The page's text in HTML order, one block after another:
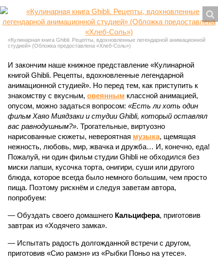
«Кулинарная книга Ghibli. Рецепты, вдохновленные легендарной анимационной
студией» (Обложка предоставлена «Хлеб-Соль»)
И закончим наше книжное представление «Кулинарной
книгой Ghibli. Рецепты, вдохновленные легендарной
анимационной студией». Но перед тем, как приступить к
знакомству с вкусным, овеянным классной анимацией,
опусом, можно задаться вопросом: «Есть ли хоть один
фильм Хаяо Миядзаки и студии Ghibli, который оставлял
вас равнодушным?». Трогательные, виртуозно
нарисованные сюжеты, невероятная музыка, щемящая
нежность, любовь, мир, жвачка и дружба… И, конечно, еда!
Пожалуй, ни один фильм студии Ghibli не обходился без
миски лапши, кусочка торта, онигири, суши или другого
блюда, которое всегда было немного большим, чем просто
пища. Поэтому рискнём и следуя заветам автора,
попробуем:
— Обуздать своего домашнего Кальцифера, приготовив
завтрак из «Ходячего замка».
— Испытать радость долгожданной встречи с другом,
приготовив «Сио рамэн» из «Рыбки Поньо на утесе».